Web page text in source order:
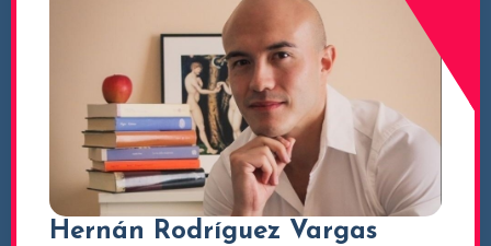
Hernán Rodríguez Vargas